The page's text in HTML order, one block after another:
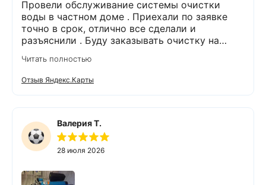
Провели обслуживание системы очистки
воды в частном доме . Приехали по заявке
точно в срок, отлично все сделали и
разъяснили . Буду заказывать очистку на
Читать полностью
Отзыв Яндекс.Карты
Валерия Т.
28 июля 2026